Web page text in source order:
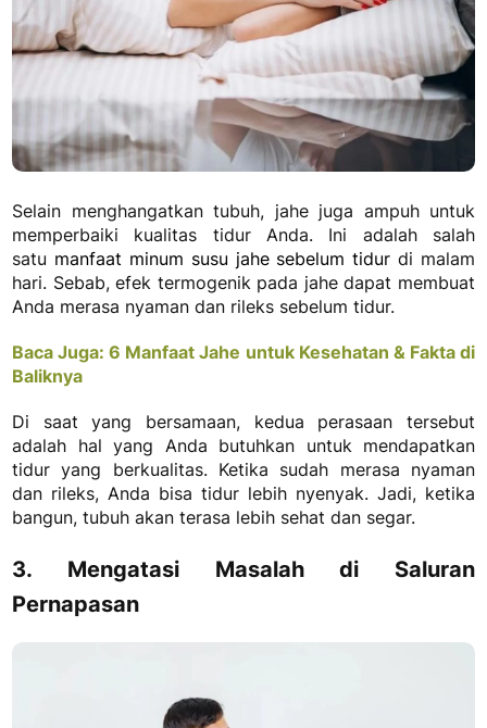
Selain menghangatkan tubuh, jahe juga ampuh untuk
memperbaiki kualitas tidur Anda. Ini adalah salah
satu manfaat minum susu jahe sebelum tidur di malam
hari. Sebab, efek termogenik pada jahe dapat membuat
Anda merasa nyaman dan rileks sebelum tidur.
Baca Juga: 6 Manfaat Jahe untuk Kesehatan & Fakta di
Baliknya
Di saat yang bersamaan, kedua perasaan tersebut
adalah hal yang Anda butuhkan untuk mendapatkan
tidur yang berkualitas. Ketika sudah merasa nyaman
dan rileks, Anda bisa tidur lebih nyenyak. Jadi, ketika
bangun, tubuh akan terasa lebih sehat dan segar.
3. Mengatasi Masalah di Saluran
Pernapasan